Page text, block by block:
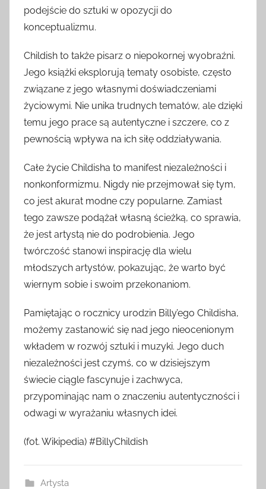
podejście do sztuki w opozycji do
konceptualizmu.
Childish to także pisarz o niepokornej wyobraźni.
Jego książki eksplorują tematy osobiste, często
związane z jego własnymi doświadczeniami
życiowymi. Nie unika trudnych tematów, ale dzięki
temu jego prace są autentyczne i szczere, co z
pewnością wpływa na ich siłę oddziaływania.
Całe życie Childisha to manifest niezależności i
nonkonformizmu. Nigdy nie przejmował się tym,
co jest akurat modne czy popularne. Zamiast
tego zawsze podążał własną ścieżką, co sprawia,
że jest artystą nie do podrobienia. Jego
twórczość stanowi inspirację dla wielu
młodszych artystów, pokazując, że warto być
wiernym sobie i swoim przekonaniom.
Pamiętając o rocznicy urodzin Billy’ego Childisha,
możemy zastanowić się nad jego nieocenionym
wkładem w rozwój sztuki i muzyki. Jego duch
niezależności jest czymś, co w dzisiejszym
świecie ciągle fascynuje i zachwyca,
przypominając nam o znaczeniu autentyczności i
odwagi w wyrażaniu własnych idei.
(fot. Wikipedia) #BillyChildish
Artysta